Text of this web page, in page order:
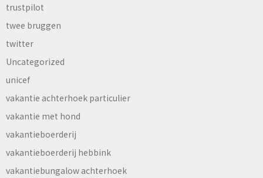
trustpilot
twee bruggen
twitter
Uncategorized
unicef
vakantie achterhoek particulier
vakantie met hond
vakantieboerderij
vakantieboerderij hebbink
vakantiebungalow achterhoek